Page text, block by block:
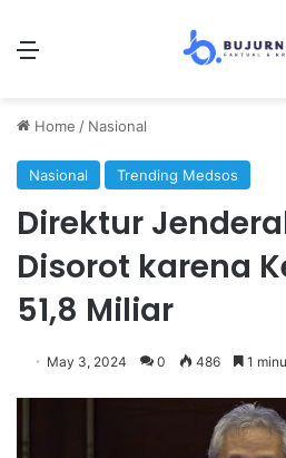
Menu
Home / Nasional
Nasional Trending Medsos
Direktur
Disorot karena
51,8 Miliar
May 3, 2024 0 486 1